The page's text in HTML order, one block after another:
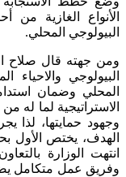
الأنواع الغازية من
البيولوجي المحلي.
ومن جهته قال صلاح
البيولوجي والاحياء
المحلي وضمان
الاستراتيجية لما له
وجهود حمايتها، لذا
الهدف، يختص الأول
انتهت الوزارة
وفريق عمل متكامل